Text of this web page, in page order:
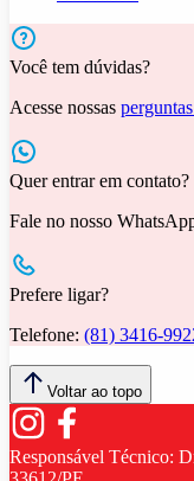
Você tem dúvidas?
Acesse nossas
Quer entrar em contato?
Fale no nosso
Prefere ligar?
Telefone: (81) 3416-
Voltar ao topo
Responsável Técnico: